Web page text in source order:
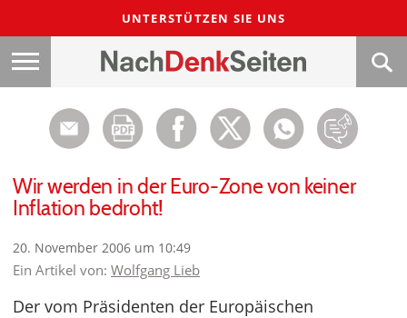
UNTERSTÜTZEN SIE UNS
Wir werden in der Euro-Zone von keiner
Inflation bedroht!
20. November 2006 um 10:49
Ein Artikel von: Wolfgang Lieb
Der vom Präsidenten der Europäischen